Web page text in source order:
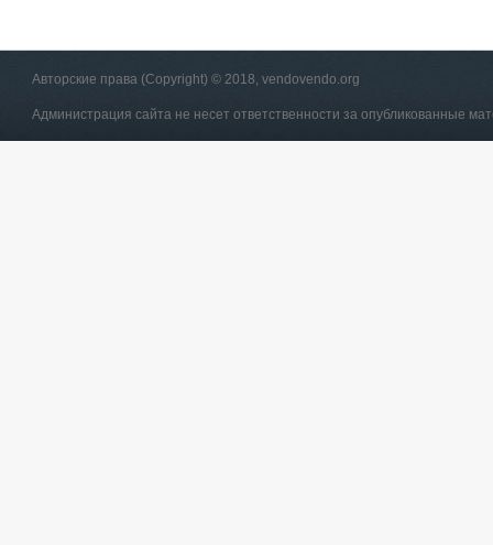
Авторские права (Copyright) © 2018, vendovendo.org
Администрация сайта не несет ответственности за опубликованные